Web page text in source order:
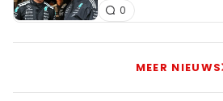
0
MEER NIEUWS